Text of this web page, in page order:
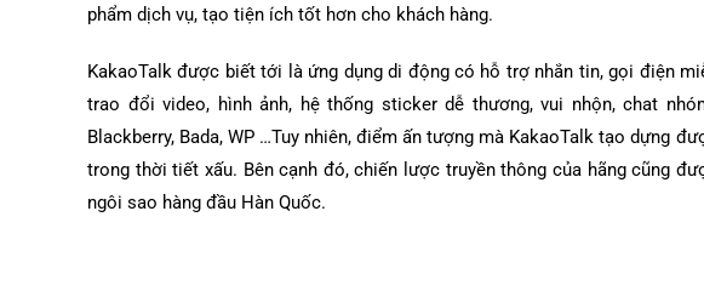
phẩm dịch vụ, tạo tiện ích tốt hơn cho khách hàng.
KakaoTalk được biết tới là ứng dụng di động có hỗ trợ nhắn tin, gọi điện
trao đổi video, hình ảnh, hệ thống sticker dễ thương, vui nhộn, chat
Blackberry, Bada, WP …Tuy nhiên, điểm ấn tượng mà KakaoTalk tạo dựng
trong thời tiết xấu. Bên cạnh đó, chiến lược truyền thông của hãng cũng
ngôi sao hàng đầu Hàn Quốc.